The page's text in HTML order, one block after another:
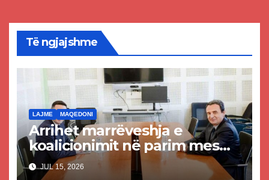
Të ngjajshme
LAJME MAQEDONI
Arrihet marrëveshja e
koalicionimit në parim mes
Kurtit dhe Abdixhikut
JUL 15, 2026